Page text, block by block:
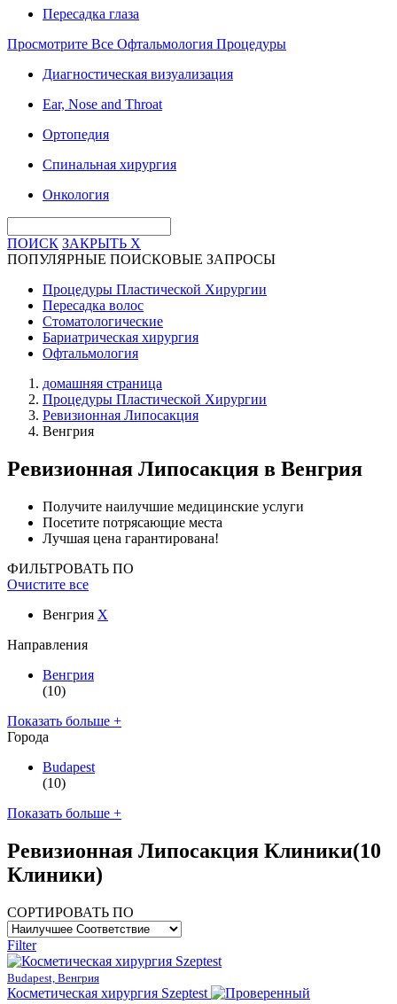
Пересадка глаза
Просмотрите Все Офтальмология Процедуры
Диагностическая визуализация
Ear, Nose and Throat
Ортопедия
Спинальная хирургия
Онкология
ПОИСК ЗАКРЫТЬ X
ПОПУЛЯРНЫЕ ПОИСКОВЫЕ ЗАПРОСЫ
Процедуры Пластической Хирургии
Пересадка волос
Стоматологические
Бариатрическая хирургия
Офтальмология
домашняя страница
Процедуры Пластической Хирургии
Ревизионная Липосакция
Венгрия
Ревизионная Липосакция в Венгрия
Получите наилучшие медицинские услуги
Посетите потрясающие места
Лучшая цена гарантирована!
ФИЛЬТРОВАТЬ ПО
Очистите все
Венгрия X
Направления
Венгрия
(10)
Показать больше +
Города
Budapest
(10)
Показать больше +
Ревизионная Липосакция Клиники(10
Клиники)
СОРТИРОВАТЬ ПО
Filter
Budapest, Венгрия
Косметическая хирургия Szeptest